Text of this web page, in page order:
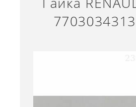
7703034313